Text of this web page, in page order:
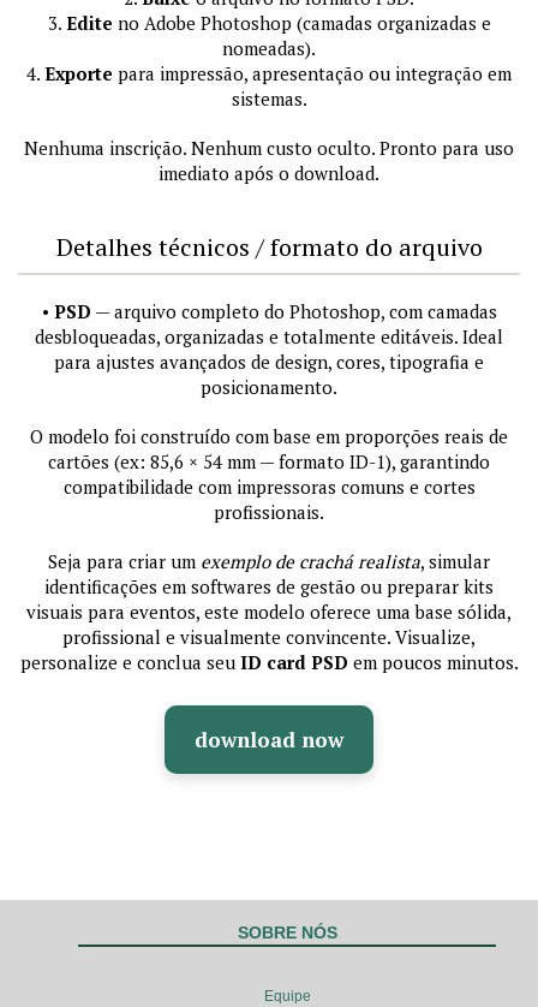
3. Edite no Adobe Photoshop (camadas organizadas e
nomeadas).
4. Exporte para impressão, apresentação ou integração em
sistemas.
Nenhuma inscrição. Nenhum custo oculto. Pronto para uso
imediato após o download.
Detalhes técnicos / formato do arquivo
• PSD — arquivo completo do Photoshop, com camadas
desbloqueadas, organizadas e totalmente editáveis. Ideal
para ajustes avançados de design, cores, tipografia e
posicionamento.
O modelo foi construído com base em proporções reais de
cartões (ex: 85,6 × 54 mm — formato ID-1), garantindo
compatibilidade com impressoras comuns e cortes
profissionais.
Seja para criar um exemplo de crachá realista, simular
identificações em softwares de gestão ou preparar kits
visuais para eventos, este modelo oferece uma base sólida,
profissional e visualmente convincente. Visualize,
personalize e conclua seu ID card PSD em poucos minutos.
download now
SOBRE NÓS
Equipe